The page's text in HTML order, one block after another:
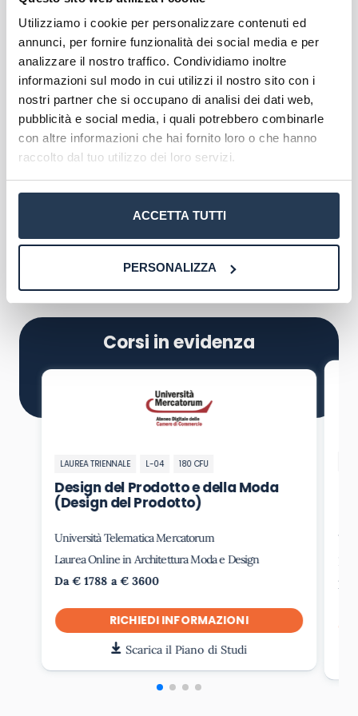
Utilizziamo i cookie per personalizzare contenuti ed
annunci, per fornire funzionalità dei social media e per
analizzare il nostro traffico. Condividiamo inoltre
informazioni sul modo in cui utilizzi il nostro sito con i
nostri partner che si occupano di analisi dei dati web,
pubblicità e social media, i quali potrebbero combinarle
con altre informazioni che hai fornito loro o che hanno
raccolto dal tuo utilizzo dei loro servizi.
ACCETTA TUTTI
PERSONALIZZA
iscritto.
In caso di verifica negativa, ogni studente deve
recuperare gli obblighi formativi aggiuntivi (OFA)
con dei corsi di recupero entro il primo anno di
studi. Ricordiamo che tra i requisiti necessari c’è –
ovviamente – quello di possedere undiploma di
scuola secondaria superiore oppure un titolo
I nostri orientatori sono a tua disposizione per
nell’iscrizione. Basta un click su‘Richiedi
per ricevere una consulenza
gratuita pensata apposta per te.
Corsi in evidenza
LAUREA TRIENNALE L-04 180 CFU
Design del Prodotto e della Moda
(Design del Prodotto)
Università Telematica Mercatorum
Laurea Online in Architettura Moda e Design
Da € 1788 a € 3600
RICHIEDI INFORMAZIONI
Scarica il Piano di Studi
Da